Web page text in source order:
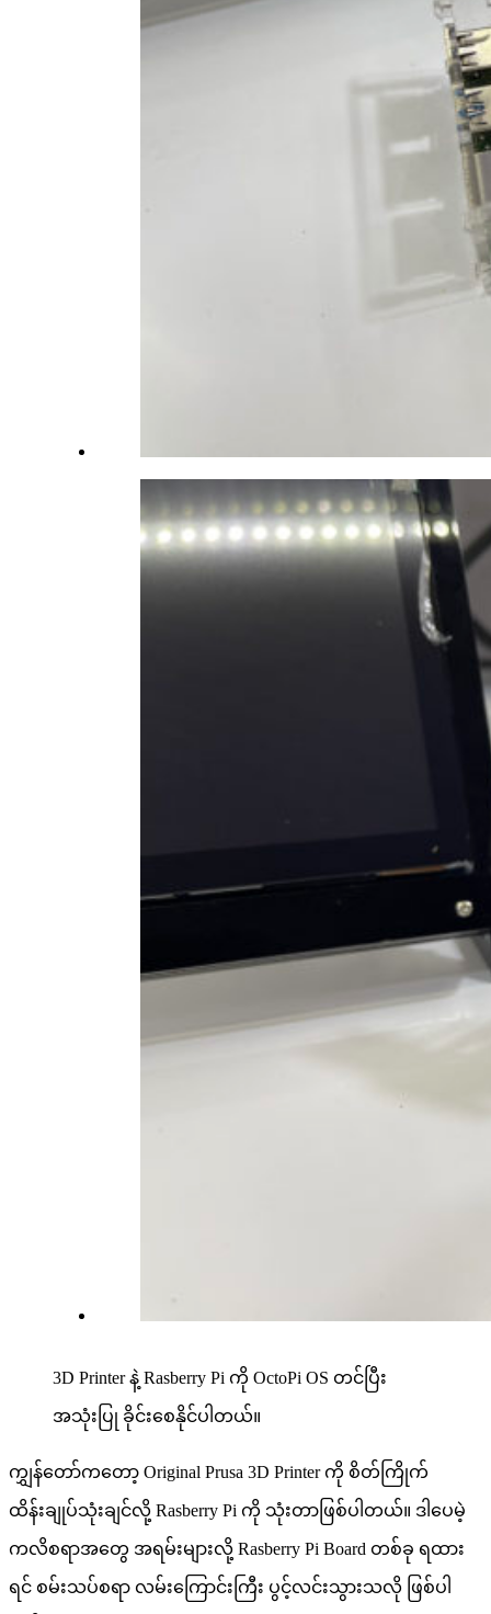
3D Printer နဲ့ Rasberry Pi ကို OctoPi OS တင်ပြီး
အသုံးပြု ခိုင်းစေနိုင်ပါတယ်။
ကျွှန်တော်ကတော့ Original Prusa 3D Printer ကို စိတ်ကြိုက်
ထိန်းချုပ်သုံးချင်လို့ Rasberry Pi ကို သုံးတာဖြစ်ပါတယ်။ ဒါပေမဲ့
ကလိစရာအတွေ အရမ်းများလို့ Rasberry Pi Board တစ်ခု ရထား
ရင် စမ်းသပ်စရာ လမ်းကြောင်းကြီး ပွင့်လင်းသွားသလို ဖြစ်ပါ